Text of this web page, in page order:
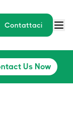
Contattaci
Us Now